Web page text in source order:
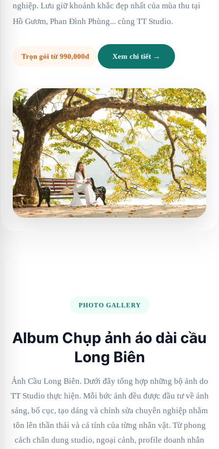
nghiệp. Lưu giữ khoảnh khắc đẹp nhất của mùa thu tại
Hồ Gươm, Phan Đình Phùng... cùng TT Studio.
Trọn gói từ 990,000đ Xem chi tiết →
PHOTO GALLERY
Album Chụp ảnh áo dài cầu
Long Biên
Ảnh Cầu Long Biên. Dưới đây tổng hợp những bộ ảnh do
TT Studio thực hiện. Mỗi bức ảnh đều được đầu tư về ánh
sáng, bố cục, tạo dáng và chỉnh sửa chuyên nghiệp nhằm
tôn lên thần thái và cá tính của từng nhân vật. Từ phong
cách chân dung studio, ngoại cảnh, profile doanh nhân